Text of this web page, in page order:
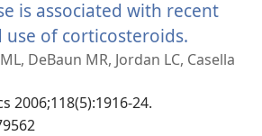
is associated with recent
of corticosteroids.
หน้าต่าง
DeBaun MR, Jordan LC, Casella
2006;118(5):1916-24.